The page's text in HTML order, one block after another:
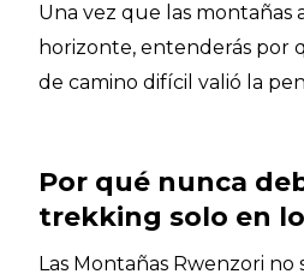
Una vez que las montañas
horizonte, entenderás por
de camino difícil valió la
Por qué nunca
trekking solo en
Las Montañas Rwenzori no